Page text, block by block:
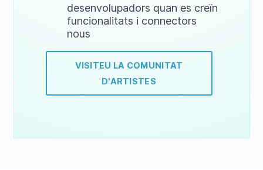
desenvolupadors quan es creïn
funcionalitats i connectors
nous
VISITEU LA COMUNITAT
D'ARTISTES